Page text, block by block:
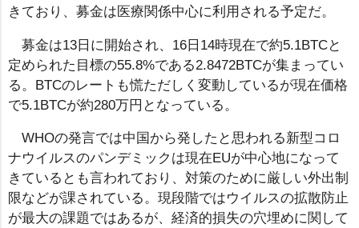
きており、募金は医療関係中心に利用される予定だ。
募金は13日に開始され、16日14時現在で約5.1BTCと
定められた目標の55.8%である2.8472BTCが集まってい
る。BTCのレートも慌ただしく変動しているが現在価格
で5.1BTCが約280万円となっている。
WHOの発言では中国から発したと思われる新型コロ
ナウイルスのパンデミックは現在EUが中心地になって
きているとも言われており、対策のために厳しい外出制
限などが課されている。現段階ではウイルスの拡散防止
が最大の課題ではあるが、経済的損失の穴埋めに関して